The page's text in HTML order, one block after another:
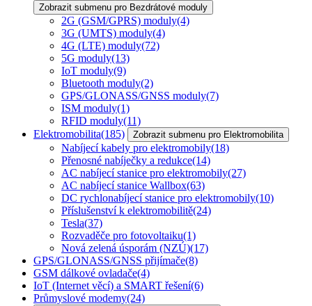
Zobrazit submenu pro Bezdrátové moduly
2G (GSM/GPRS) moduly(4)
3G (UMTS) moduly(4)
4G (LTE) moduly(72)
5G moduly(13)
IoT moduly(9)
Bluetooth moduly(2)
GPS/GLONASS/GNSS moduly(7)
ISM moduly(1)
RFID moduly(11)
Elektromobilita(185) Zobrazit submenu pro Elektromobilita
Nabíjecí kabely pro elektromobily(18)
Přenosné nabíječky a redukce(14)
AC nabíjecí stanice pro elektromobily(27)
AC nabíjecí stanice Wallbox(63)
DC rychlonabíjecí stanice pro elektromobily(10)
Příslušenství k elektromobilitě(24)
Tesla(37)
Rozvaděče pro fotovoltaiku(1)
Nová zelená úsporám (NZÚ)(17)
GPS/GLONASS/GNSS přijímače(8)
GSM dálkové ovladače(4)
IoT (Internet věcí) a SMART řešení(6)
Průmyslové modemy(24)